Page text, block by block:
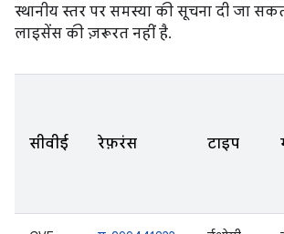
स्थानीय स्तर पर समस्या की सूचना दी जा
लाइसेंस की ज़रूरत नहीं है.
सीवीई रेफ़रंस टाइप